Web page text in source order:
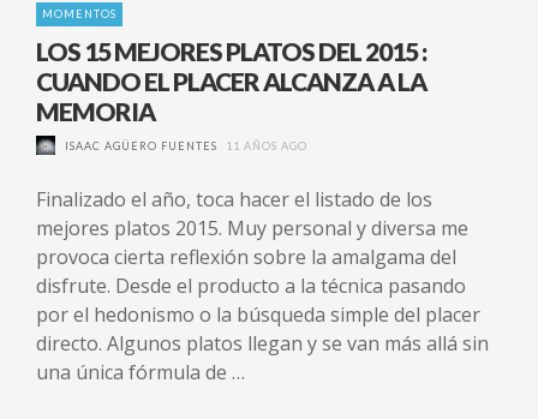
MOMENTOS
LOS 15 MEJORES PLATOS DEL 2015 :
CUANDO EL PLACER ALCANZA A LA
MEMORIA
ISAAC AGÜERO FUENTES 11 AÑOS AGO
Finalizado el año, toca hacer el listado de los
mejores platos 2015. Muy personal y diversa me
provoca cierta reflexión sobre la amalgama del
disfrute. Desde el producto a la técnica pasando
por el hedonismo o la búsqueda simple del placer
directo. Algunos platos llegan y se van más allá sin
una única fórmula de …